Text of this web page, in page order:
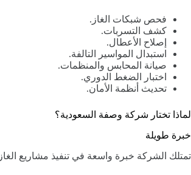
فحص شبكات الغاز.
كشف التسربات.
إصلاح الأعطال.
استبدال المواسير التالفة.
صيانة المحابس والمنظمات.
اختبار الضغط الدوري.
تحديث أنظمة الأمان.
لماذا تختار شركة وصفة السعودية؟
خبرة طويلة
تمتلك الشركة خبرة واسعة في تنفيذ مشاريع الغاز